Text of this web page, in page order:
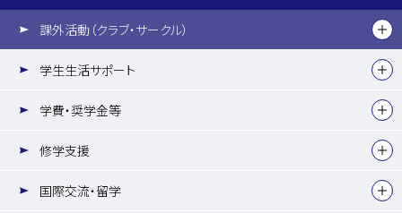
課外活動（クラブ・サークル）
学生生活サポート
学費・奨学金等
修学支援
国際交流・留学